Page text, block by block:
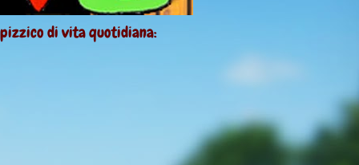
pizzico di vita quotidiana: